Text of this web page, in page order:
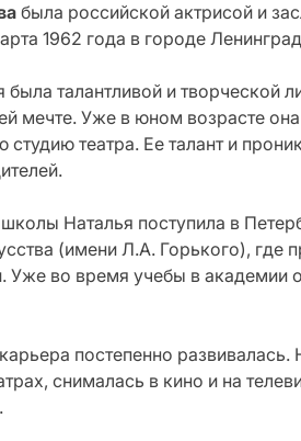
была российской актрисой и
1962 года в городе
была талантливой и творческой
мечте. Уже в юном возрасте
студию театра. Ее талант и
Наталья поступила в
(имени Л.А. Горького),
Уже во время учебы в академии
постепенно развивалась.
снималась в кино и на